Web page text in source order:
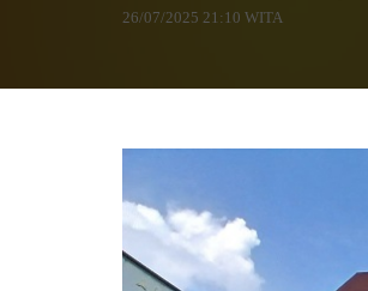
26/07/2025 21:10 WITA